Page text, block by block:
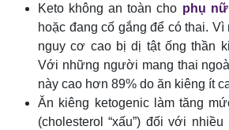
Keto không an toàn cho phụ
hoặc đang cố gắng để có thai. Vì
nguy cơ cao bị dị tật ống thần
Với những người mang thai
này cao hơn 89% do ăn kiêng ít
Ăn kiêng ketogenic làm tăng
(cholesterol “xấu”) đối với